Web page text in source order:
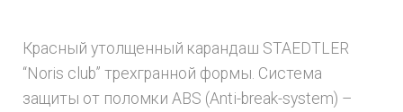
Красный утолщенный карандаш STAEDTLER
“Noris club” трехгранной формы. Система
защиты от поломки ABS (Anti-break-system) –